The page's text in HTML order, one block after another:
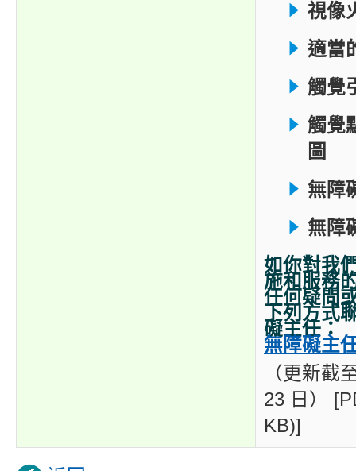
視像
適當
觸覺
觸覺
圖
無障
無障
如你對我
施和服務
任何疑問
下列方式
礙主任：
無障礙主
（更新截
23 日）
KB)]